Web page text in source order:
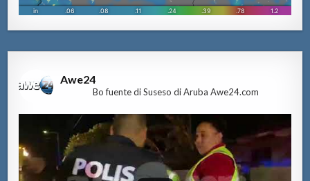
Awe24
Bo fuente di Suseso di Aruba Awe24.com